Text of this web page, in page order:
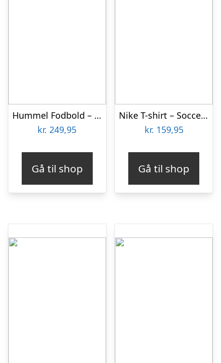
Hummel Fodbold – HmlInspire Training Lite 290 – Blå/Hvid/Neongrø
kr. 249,95
Gå til shop
Nike T-shirt – Soccer – Game Royal m. Fodbold
kr. 159,95
Gå til shop